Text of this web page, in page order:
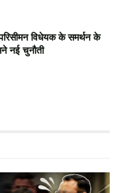
विधेयक के समर्थन के
नई चुनौती